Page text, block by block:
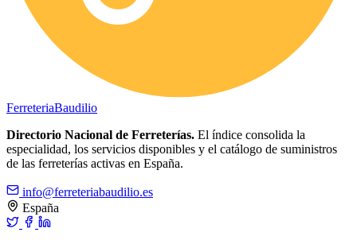
FerreteriaBaudilio
Directorio Nacional de Ferreterías. El índice consolida la
especialidad, los servicios disponibles y el catálogo de suministros
de las ferreterías activas en España.
info@ferreteriabaudilio.es
España